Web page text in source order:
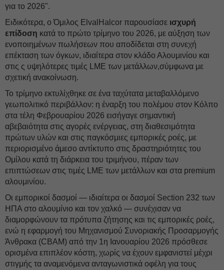
για το 2026".
Ειδικότερα, ο Όμιλος ElvalHalcor παρουσίασε ισχυρή
επίδοση κατά το πρώτο τρίμηνο του 2026, με αύξηση των
ενοποιημένων πωλήσεων που αποδίδεται στη συνεχή
επέκταση των όγκων, ιδιαίτερα στον κλάδο Αλουμινίου και
στις ς υψηλότερες τιμές LME των μετάλλων,σύμφωνα με
σχετική ανακοίνωση.
Το τρίμηνο εκτυλίχθηκε σε ένα ταχύτατα μεταβαλλόμενο
γεωπολιτικό περιβάλλον: η έναρξη του πολέμου στον Κόλπο
στα τέλη Φεβρουαρίου 2026 εισήγαγε σημαντική
αβεβαιότητα στις αγορές ενέργειας, στη διαθεσιμότητα
πρώτων υλών και στις παγκόσμιες εμπορικές ροές, με
περιορισμένο άμεσο αντίκτυπο στις δραστηριότητες του
Ομίλου κατά τη διάρκεια του τριμήνου, πέραν των
επιπτώσεων στις τιμές LME των μετάλλων και στα premium
αλουμινίου.
Οι εμπορικοί δασμοί — ιδιαίτερα οι δασμοί Section 232 των
ΗΠΑ στο αλουμίνιο και τον χαλκό — συνέχισαν να
διαμορφώνουν τα πρότυπα ζήτησης και τις εμπορικές ροές,
ενώ η εφαρμογή του Μηχανισμού Συνοριακής Προσαρμογής
Άνθρακα (CBAM) από την 1η Ιανουαρίου 2026 πρόσθεσε
ορισμένα επιπλέον κόστη, χωρίς να έχουν εμφανιστεί μέχρι
στιγμής τα αναμενόμενα ανταγωνιστικά οφέλη για τους